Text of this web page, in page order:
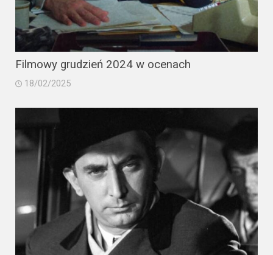
Filmowy grudzień 2024 w ocenach
18/02/2025